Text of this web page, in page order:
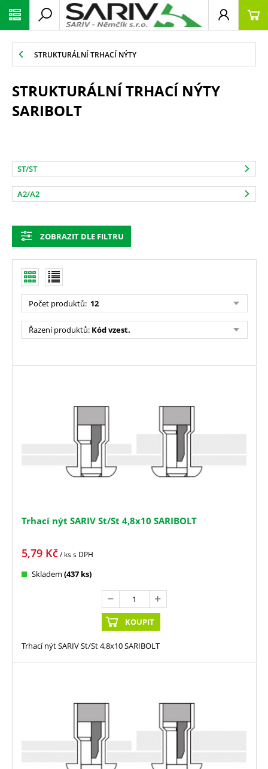
STRUKTURÁLNÍ TRHACÍ NÝTY
STRUKTURÁLNÍ TRHACÍ NÝTY
SARIBOLT
ST/ST
A2/A2
ZOBRAZIT DLE FILTRU
Počet produktů: 12
Řazení produktů: Kód vzest.
Trhací nýt SARIV St/St 4,8x10 SARIBOLT
5,79 Kč/ kss DPH
Skladem (437 ks)
KOUPIT
Trhací nýt SARIV St/St 4,8x10 SARIBOLT